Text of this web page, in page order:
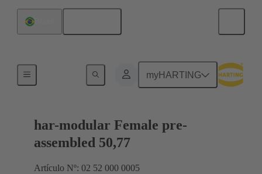
myHARTING
Terminación de placa madre a tarjeta hija
har-modular Female pre-
assembled 50,77
Artículo Nº: 02 52 000 0005